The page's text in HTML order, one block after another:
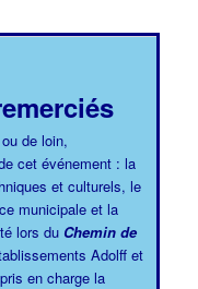
de loin,
cet événement : la
et culturels, le
municipale et la
lors du Chemin de
Adolff et
en charge la